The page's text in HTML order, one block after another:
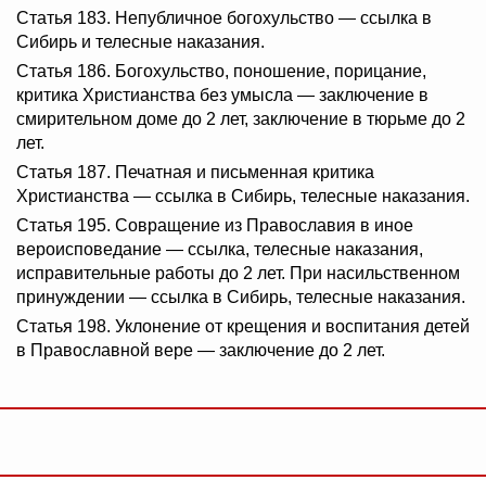
Статья 183. Непубличное богохульство — ссылка в
Сибирь и телесные наказания.
Статья 186. Богохульство, поношение, порицание,
критика Христианства без умысла — заключение в
смирительном доме до 2 лет, заключение в тюрьме до 2
лет.
Статья 187. Печатная и письменная критика
Христианства — ссылка в Сибирь, телесные наказания.
Статья 195. Совращение из Православия в иное
вероисповедание — ссылка, телесные наказания,
исправительные работы до 2 лет. При насильственном
принуждении — ссылка в Сибирь, телесные наказания.
Статья 198. Уклонение от крещения и воспитания детей
в Православной вере — заключение до 2 лет.